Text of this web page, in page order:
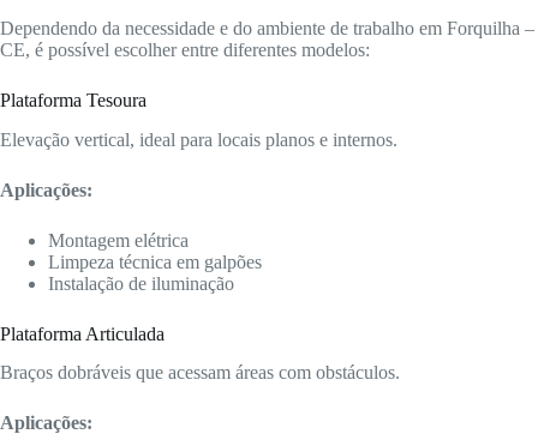
Dependendo da necessidade e do ambiente de trabalho em Forquilha –
CE, é possível escolher entre diferentes modelos:
Plataforma Tesoura
Elevação vertical, ideal para locais planos e internos.
Aplicações:
Montagem elétrica
Limpeza técnica em galpões
Instalação de iluminação
Plataforma Articulada
Braços dobráveis que acessam áreas com obstáculos.
Aplicações: